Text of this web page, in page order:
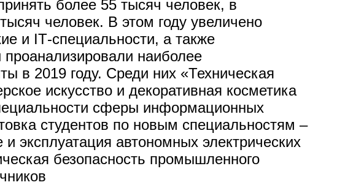
более 55 тысяч человек, в
человек. В этом году увеличено
и IТ-специальности, а также
наиболее
в 2019 году. Среди них «Техническая
искусство и декоративная косметика
сферы информационных
студентов по новым специальностям –
эксплуатация автономных электрических
безопасность промышленного